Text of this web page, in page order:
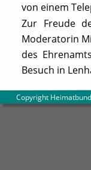
Copyright
von einem
Zur Freude
Moderatorin
des
Besuch in